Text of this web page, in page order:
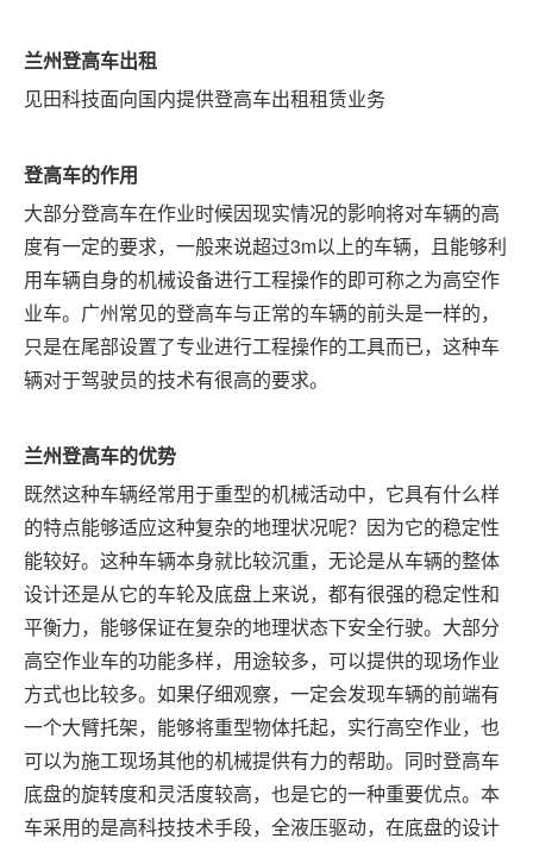
兰州登高车出租
见田科技面向国内提供登高车出租租赁业务
登高车的作用
大部分登高车在作业时候因现实情况的影响将对车辆的高
度有一定的要求，一般来说超过3m以上的车辆，且能够利
用车辆自身的机械设备进行工程操作的即可称之为高空作
业车。广州常见的登高车与正常的车辆的前头是一样的，
只是在尾部设置了专业进行工程操作的工具而已，这种车
辆对于驾驶员的技术有很高的要求。
兰州登高车的优势
既然这种车辆经常用于重型的机械活动中，它具有什么样
的特点能够适应这种复杂的地理状况呢？因为它的稳定性
能较好。这种车辆本身就比较沉重，无论是从车辆的整体
设计还是从它的车轮及底盘上来说，都有很强的稳定性和
平衡力，能够保证在复杂的地理状态下安全行驶。大部分
高空作业车的功能多样，用途较多，可以提供的现场作业
方式也比较多。如果仔细观察，一定会发现车辆的前端有
一个大臂托架，能够将重型物体托起，实行高空作业，也
可以为施工现场其他的机械提供有力的帮助。同时登高车
底盘的旋转度和灵活度较高，也是它的一种重要优点。本
车采用的是高科技技术手段，全液压驱动，在底盘的设计